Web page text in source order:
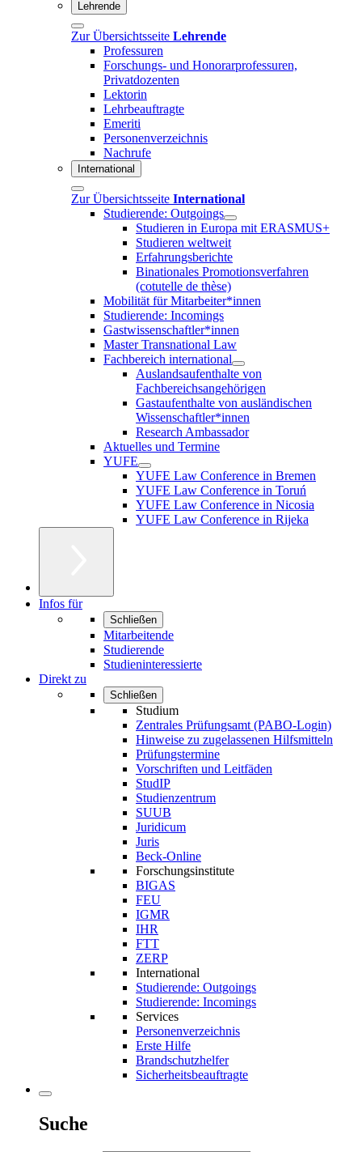
Lehrende
Zur Übersichtsseite Lehrende
Professuren
Forschungs- und Honorarprofessuren,
Privatdozenten
Lektorin
Lehrbeauftragte
Emeriti
Personenverzeichnis
Nachrufe
International
Zur Übersichtsseite International
Studierende: Outgoings
Studieren in Europa mit ERASMUS+
Studieren weltweit
Erfahrungsberichte
Binationales Promotionsverfahren
(cotutelle de thèse)
Mobilität für Mitarbeiter*innen
Studierende: Incomings
Gastwissenschaftler*innen
Master Transnational Law
Fachbereich international
Auslandsaufenthalte von
Fachbereichsangehörigen
Gastaufenthalte von ausländischen
Wissenschaftler*innen
Research Ambassador
Aktuelles und Termine
YUFE
YUFE Law Conference in Bremen
YUFE Law Conference in Toruń
YUFE Law Conference in Nicosia
YUFE Law Conference in Rijeka
Infos für
Schließen
Mitarbeitende
Studierende
Studieninteressierte
Direkt zu
Schließen
Studium
Zentrales Prüfungsamt (PABO-Login)
Hinweise zu zugelassenen Hilfsmitteln
Prüfungstermine
Vorschriften und Leitfäden
StudIP
Studienzentrum
SUUB
Juridicum
Juris
Beck-Online
Forschungsinstitute
BIGAS
FEU
IGMR
IHR
FTT
ZERP
International
Studierende: Outgoings
Studierende: Incomings
Services
Personenverzeichnis
Erste Hilfe
Brandschutzhelfer
Sicherheitsbeauftragte
Suche